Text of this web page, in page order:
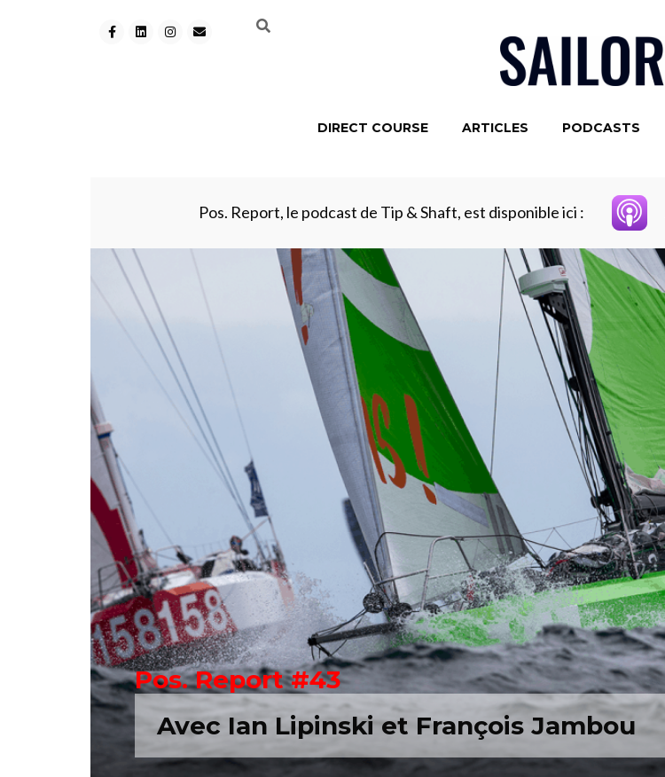
DIRECT COURSE ARTICLES PODCASTS
Pos. Report, le podcast de Tip & Shaft, est disponible ici :
Pos. Report #43
Avec Ian Lipinski et François Jambou